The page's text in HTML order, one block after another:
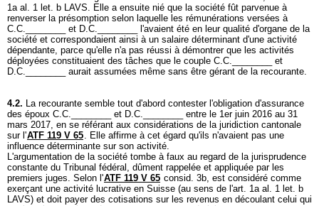
1a al. 1 let. b LAVS. Elle a ensuite nié que la société fût parvenue à
renverser la présomption selon laquelle les rémunérations versées à
C.C.________ et D.C.________ l'avaient été en leur qualité d'organe de la
société et correspondaient ainsi à un salaire déterminant d'une activité
dépendante, parce qu'elle n'a pas réussi à démontrer que les activités
déployées constituaient des tâches que le couple C.C.________ et
D.C.________ aurait assumées même sans être gérant de la recourante.
4.2. La recourante semble tout d'abord contester l'obligation d'assurance
des époux C.C.________ et D.C.________ entre le 1er juin 2016 au 31
mars 2017, en se référant aux considérations de la juridiction cantonale
sur l'ATF 119 V 65. Elle affirme à cet égard qu'ils n'avaient pas une
influence déterminante sur son activité.
L'argumentation de la société tombe à faux au regard de la jurisprudence
constante du Tribunal fédéral, dûment rappelée et appliquée par les
premiers juges. Selon l'ATF 119 V 65 consid. 3b, est considéré comme
exerçant une activité lucrative en Suisse (au sens de l'art. 1a al. 1 let. b
LAVS) et doit payer des cotisations sur les revenus en découlant celui qui